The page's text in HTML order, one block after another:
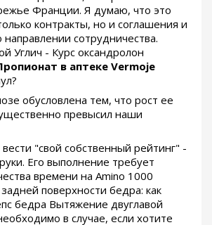
Франции. Я думаю, что это
контракты, но и соглашения и
сотрудничества.
Углич - Курс оксандролон
в аптеке Vermoje
обусловлена тем, что рост ее
превысил наши
"свой собственный рейтинг" -
Его выполнение требует
времени на Amino 1000
поверхности бедра: как
бедра Вытяжение двуглавой
в случае, если хотите